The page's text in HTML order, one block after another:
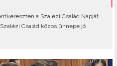
a Szalézi Család Napját
Család közös ünnepe jó